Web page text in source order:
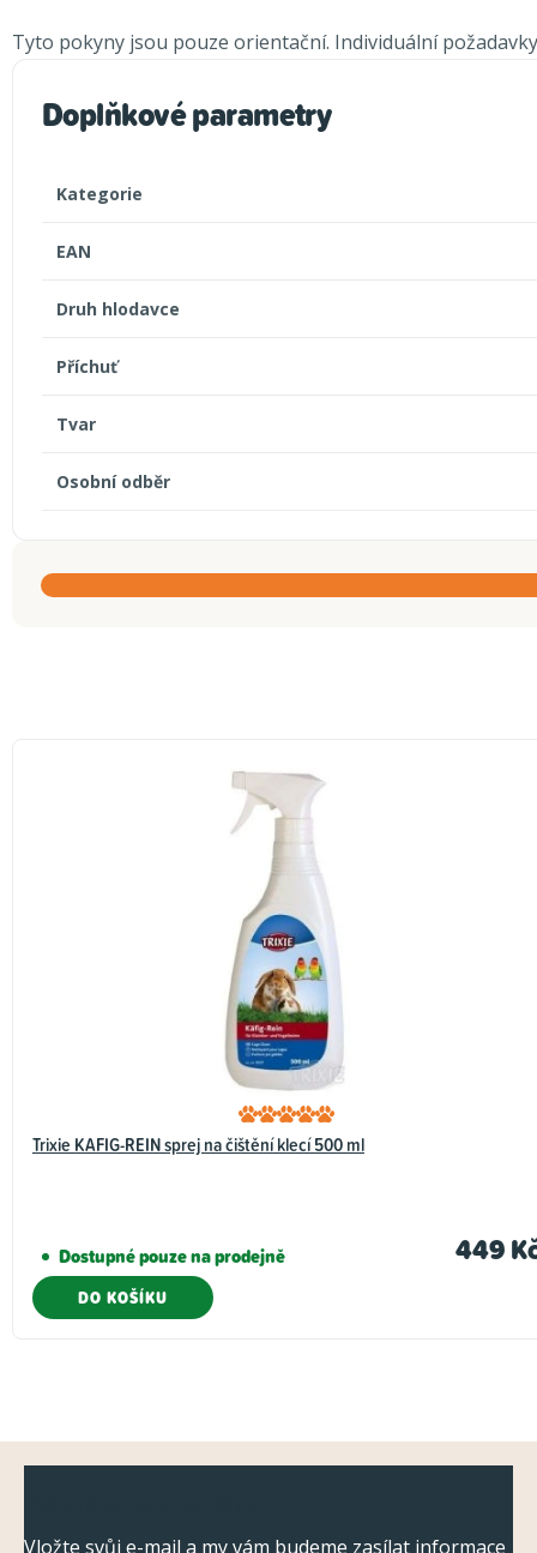
Tyto pokyny jsou pouze orientační. Individuální
Doplňkové parametry
Kategorie
EAN
Druh hlodavce
Příchuť
Tvar
Osobní odběr
Trixie KAFIG-REIN sprej na čištění klecí 500 ml
Dostupné pouze na prodejně 449
DO KOŠÍKU
Vložte svůj e-mail a my vám budeme zasílat informace